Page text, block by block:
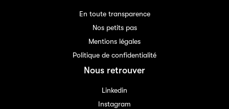
En toute transparence
Nos petits pas
Mentions légales
Politique de confidentialité
Nous retrouver
Linkedin
Instagram